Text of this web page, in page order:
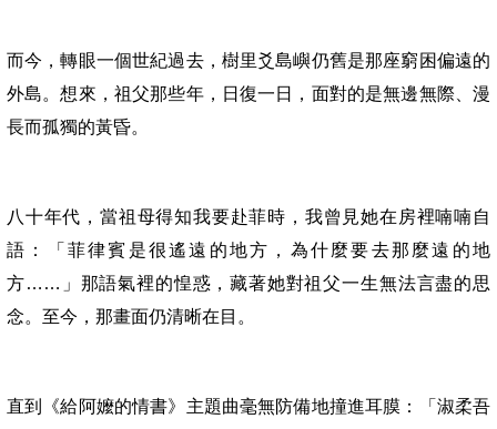
而今，轉眼一個世紀過去，樹里爻島嶼仍舊是那座窮困偏遠的
外島。想來，祖父那些年，日復一日，面對的是無邊無際、漫
長而孤獨的黃昏。
八十年代，當祖母得知我要赴菲時，我曾見她在房裡喃喃自
語：「菲律賓是很遙遠的地方，為什麼要去那麼遠的地
方……」那語氣裡的惶惑，藏著她對祖父一生無法言盡的思
念。至今，那畫面仍清晰在目。
直到《給阿嬤的情書》主題曲毫無防備地撞進耳膜：「淑柔吾